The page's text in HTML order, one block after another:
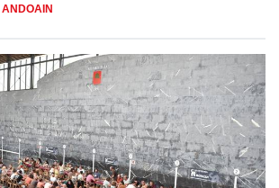
ANDOAIN